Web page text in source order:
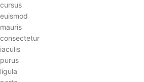
cursus
euismod
mauris
consectetur
iaculis
purus
ligula